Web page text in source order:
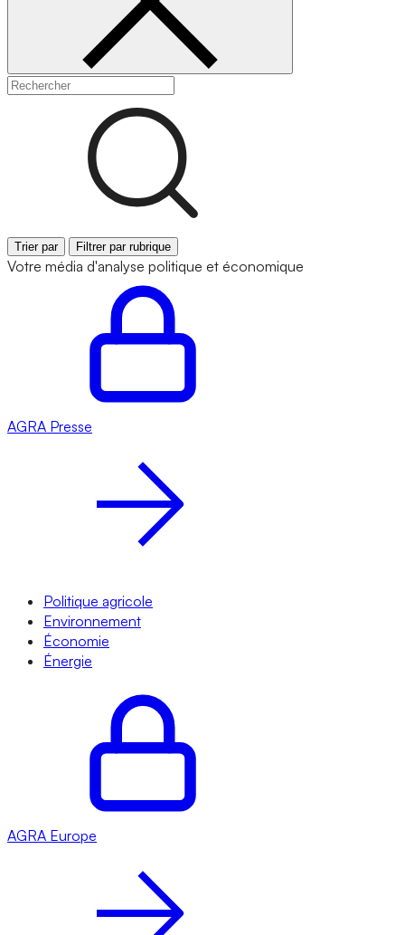
Trier par Filtrer par rubrique
Votre média d'analyse politique et économique
AGRA Presse
Politique agricole
Environnement
Économie
Énergie
AGRA Europe